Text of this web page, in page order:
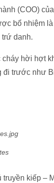
(COO)
bổ nhiệm
trứ danh.
cháy hời hợt
trước như
kiếp –